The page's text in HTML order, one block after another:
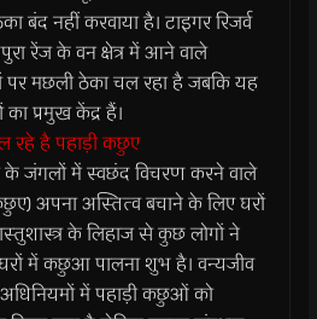
बंद नहीं करवाया है। टाइगर रिजर्व
रेंज के वन क्षेत्र में आने वाले
पर मछली ठेका चल रहा है जबकि यह
का प्रमुख केंद्र हैं।
रहे है पहाड़ी कछुए
जंगलों में स्वछंद विचरण करने वाले
अपना अस्तित्व बचाने के लिए घरों
के लिहाज से कुछ लोगों ने
में कछुआ पालना शुभ है। वन्यजीव
में पहाड़ी कछुओं को